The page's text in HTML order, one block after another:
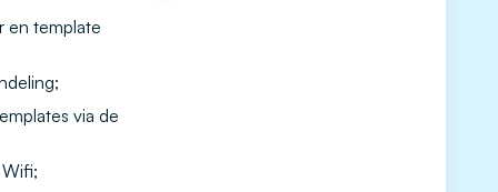
en template
via de